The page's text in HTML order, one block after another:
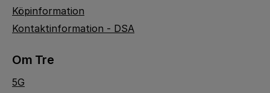
Köpinformation
Kontaktinformation - DSA
Om Tre
5G